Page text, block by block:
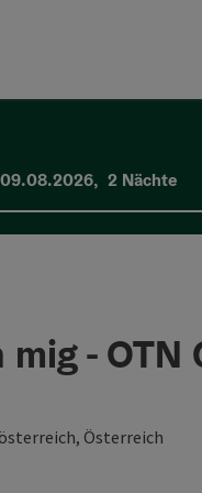
09.08.2026, 2 Nächte
- OTN
Österreich